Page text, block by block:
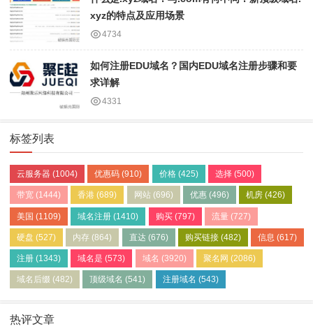
xyz的特点及应用场景
4734
如何注册EDU域名？国内EDU域名注册步骤和要
求详解
4331
标签列表
云服务器 (1004) 优惠码 (910) 价格(425) 选择(500)
带宽 (1444) 香港 (689) 网站(696) 优惠(496) 机房 (426)
美国 (1109) 域名注册 (1410) 购买(797) 流量(727)
硬盘 (527) 内存 (864) 直达 (676) 购买链接(482) 信息 (617)
注册 (1343) 域名是 (573) 域名 (3920) 聚名网 (2086)
域名后缀 (482) 顶级域名 (541) 注册域名 (543)
热评文章